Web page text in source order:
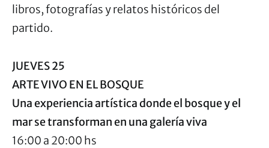
libros, fotografías y relatos históricos del
partido.
JUEVES 25
ARTE VIVO EN EL BOSQUE
Una experiencia artística donde el bosque y el
mar se transforman en una galería viva
16:00 a 20:00 hs